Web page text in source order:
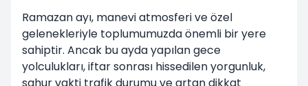
Ramazan ayı, manevi atmosferi ve özel
gelenekleriyle toplumumuzda önemli bir yere
sahiptir. Ancak bu ayda yapılan gece
yolculukları, iftar sonrası hissedilen yorgunluk,